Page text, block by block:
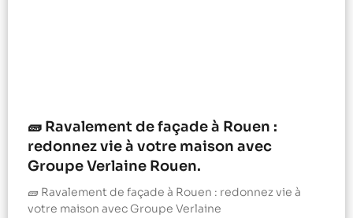
🧱 Ravalement de façade à Rouen :
redonnez vie à votre maison avec
Groupe Verlaine Rouen.
🧱 Ravalement de façade à Rouen : redonnez vie à
votre maison avec Groupe Verlaine